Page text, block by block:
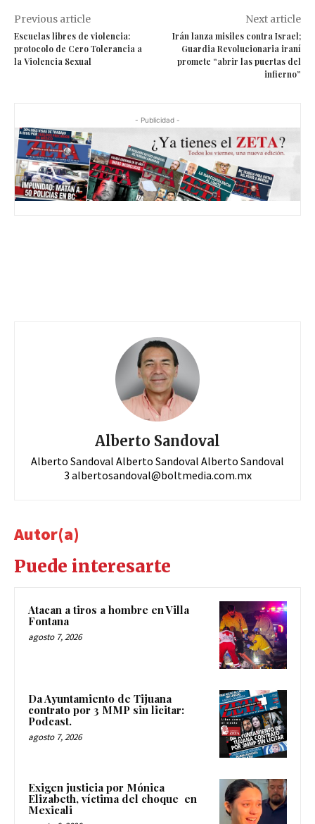
Previous article
Escuelas libres de violencia:
protocolo de Cero Tolerancia a
la Violencia Sexual
Next article
Irán lanza misiles contra Israel;
Guardia Revolucionaria iraní
promete “abrir las puertas del
infierno”
- Publicidad -
Alberto Sandoval
Alberto Sandoval Alberto Sandoval Alberto Sandoval
3 albertosandoval@boltmedia.com.mx
Autor(a)
Puede interesarte
Atacan a tiros a hombre en Villa
Fontana
agosto 7, 2026
Da Ayuntamiento de Tijuana
contrato por 3 MMP sin licitar:
Podcast.
agosto 7, 2026
Exigen justicia por Mónica
Elizabeth, víctima del choque en
Mexicali